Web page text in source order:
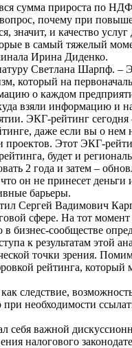
сумма прироста по
почему при
значит, и качество
в самый тяжелый
Ирина Диденко.
Светлана Шарпф.
на
о каждом
взяли информацию и
ЭКГ-рейтинг сегодня
даже если вы о нем
проектов. Этот ЭКГ-
будет и
2 года и затем –
он не принесет
барьеры.
Сергей Вадимович
сфере. На тот
сообществе
к результатам этой
точки зрения.
рейтинга,
следствие,
необходимости
важной
налогового